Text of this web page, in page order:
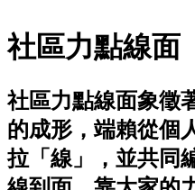
社區力點線面
社區力點線面象徵
的成形，端賴從個
拉「線」，並共同